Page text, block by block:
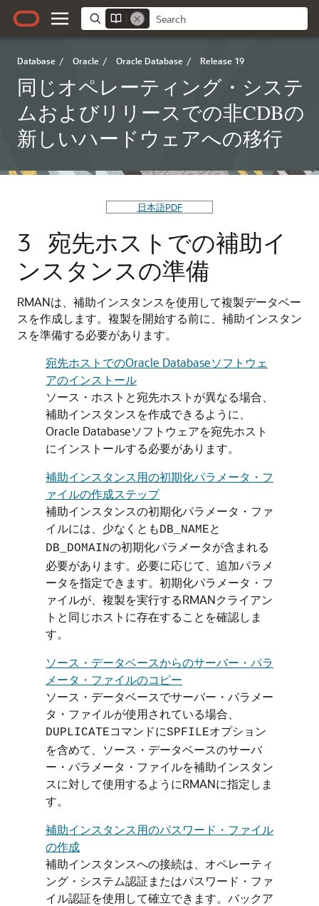
Database / Oracle / Oracle Database / Release 19
同じオペレーティング・システ
ムおよびリリースでの非CDBの
新しいハードウェアへの移行
日本語PDF
3
宛先ホストでの補助イ
ンスタンスの準備
RMANは、補助インスタンスを使用して複製データベー
スを作成します。複製を開始する前に、補助インスタン
スを準備する必要があります。
宛先ホストでのOracle Databaseソフトウェ
アのインストール
ソース・ホストと宛先ホストが異なる場合、
補助インスタンスを作成できるように、
Oracle Databaseソフトウェアを宛先ホスト
にインストールする必要があります。
補助インスタンス用の初期化パラメータ・フ
ァイルの作成ステップ
補助インスタンスの初期化パラメータ・ファ
イルには、少なくともDB_NAMEと
DB_DOMAINの初期化パラメータが含まれる
必要があります。必要に応じて、追加パラメ
ータを指定できます。初期化パラメータ・フ
ァイルが、複製を実行するRMANクライアン
トと同じホストに存在することを確認しま
す。
ソース・データベースからのサーバー・パラ
メータ・ファイルのコピー
ソース・データベースでサーバー・パラメー
タ・ファイルが使用されている場合、
DUPLICATEコマンドにSPFILEオプション
を含めて、ソース・データベースのサーバ
ー・パラメータ・ファイルを補助インスタン
スに対して使用するようにRMANに指定しま
す。
補助インスタンス用のパスワード・ファイル
の作成
補助インスタンスへの接続は、オペレーティ
ング・システム認証またはパスワード・ファ
イル認証を使用して確立できます。バックア